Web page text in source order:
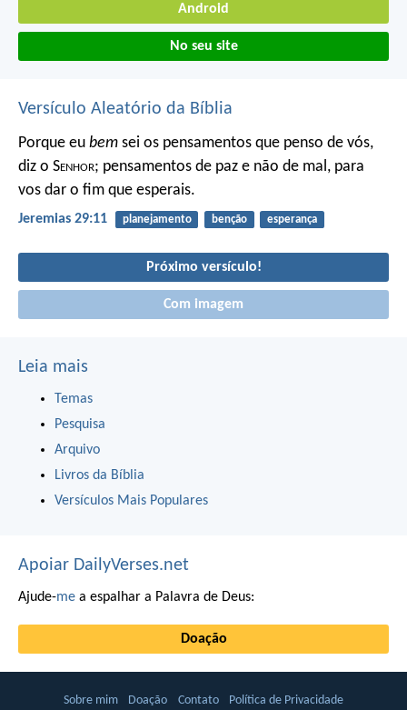
Android
No seu site
Versículo Aleatório da Bíblia
Porque eu bem sei os pensamentos que penso de vós,
diz o Senhor; pensamentos de paz e não de mal, para
vos dar o fim que esperais.
Jeremias 29:11 planejamento benção esperança
Próximo versículo!
Com imagem
Leia mais
Temas
Pesquisa
Arquivo
Livros da Bíblia
Versículos Mais Populares
Apoiar DailyVerses.net
Ajude-me a espalhar a Palavra de Deus:
Doação
Sobre mim Doação Contato Política de Privacidade